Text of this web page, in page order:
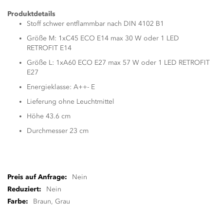
Produktdetails
Stoff schwer entflammbar nach DIN 4102 B1
Größe M: 1xC45 ECO E14 max 30 W oder 1 LED
RETROFIT E14
Größe L: 1xA60 ECO E27 max 57 W oder 1 LED RETROFIT
E27
Energieklasse: A++- E
Lieferung ohne Leuchtmittel
Höhe 43.6 cm
Durchmesser 23 cm
Zusatzinformationen
Nein
Nein
Braun, Grau